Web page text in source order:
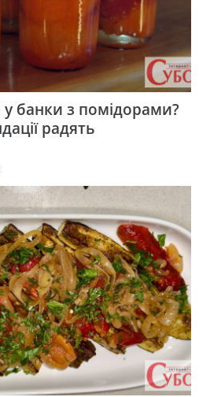
у банки з помідорами?
радять